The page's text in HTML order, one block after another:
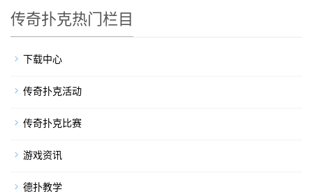
传奇扑克热门栏目
下载中心
传奇扑克活动
传奇扑克比赛
游戏资讯
德扑教学